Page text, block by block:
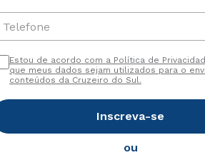
Telefone
Estou de acordo com a Política de
que meus dados sejam utilizados para o
conteúdos da Cruzeiro do Sul.
Inscreva-se
ou